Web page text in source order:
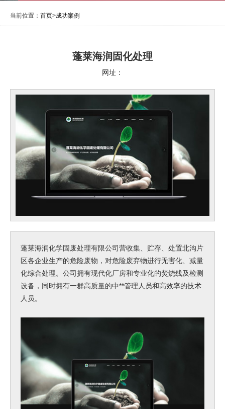
当前位置： 首页>成功案例
蓬莱海润固化处理
网址：
蓬莱海润化学固废处理有限公司营收集、贮存、处置北沟片
区各企业生产的危险废物，对危险废弃物进行无害化、减量
化综合处理。公司拥有现代化厂房和专业化的焚烧线及检测
设备，同时拥有一群高质量的中**管理人员和高效率的技术
人员。